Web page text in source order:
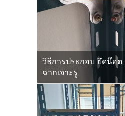
วิธีการประกอบ ยึดน๊อต
ฉากเจาะรู